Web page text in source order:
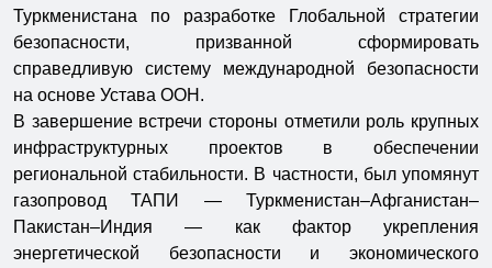
Туркменистана по разработке Глобальной стратегии
безопасности, призванной сформировать
справедливую систему международной безопасности
на основе Устава ООН.
В завершение встречи стороны отметили роль крупных
инфраструктурных проектов в обеспечении
региональной стабильности. В частности, был упомянут
газопровод ТАПИ — Туркменистан–Афганистан–
Пакистан–Индия — как фактор укрепления
энергетической безопасности и экономического